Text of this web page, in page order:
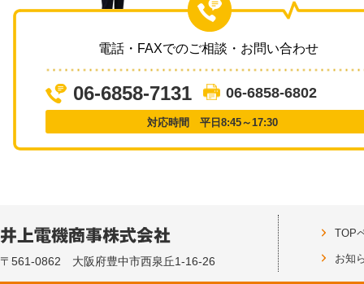
電話・FAXでのご相談・お問い合わせ
06-6858-7131 06-6858-6802
対応時間 平日8:45～17:30
〒561-0862 大阪府豊中市西泉丘1-16-26
TOP
お知